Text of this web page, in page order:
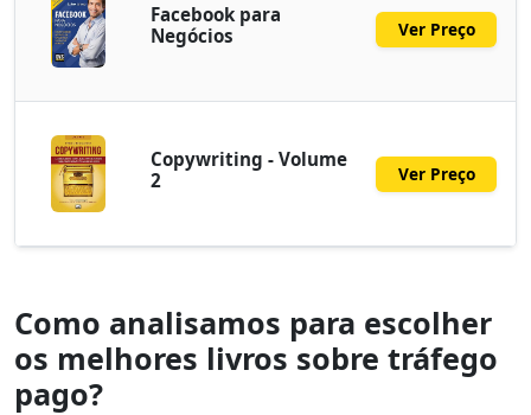
Facebook para
Negócios
Ver Preço
Copywriting - Volume
2
Ver Preço
Como analisamos para escolher
os melhores livros sobre tráfego
pago?